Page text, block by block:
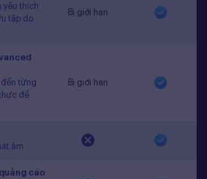
yêu thích
tập do
Bị giới hạn
từng
để
Bị giới hạn
âm
cáo